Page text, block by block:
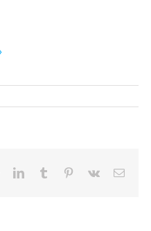
LinkedInTumblr Pinterest
Vk
Correo